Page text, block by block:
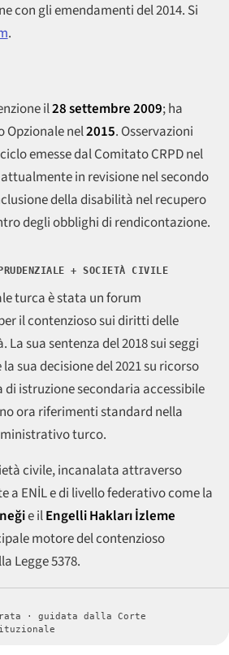
con gli emendamenti del 2014. Si
.
il28 settembre 2009; ha
nel2015. Osservazioni
emesse dal Comitato CRPD nel
in revisione nel secondo
della disabilità nel recupero
degli obblighi di rendicontazione.
+ SOCIETÀ CIVILE
turca è stata un forum
il contenzioso sui diritti delle
sua sentenza del 2018 sui seggi
sua decisione del 2021 su ricorso
istruzione secondaria accessibile
ora riferimenti standard nella
turco.
civile, incanalata attraverso
a ENİL e di livello federativo come la
e ilEngelli Hakları İzleme
motore del contenzioso
Legge 5378.
· guidata dalla Corte